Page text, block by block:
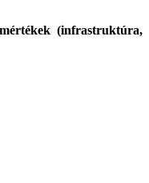
(infrastruktúra,